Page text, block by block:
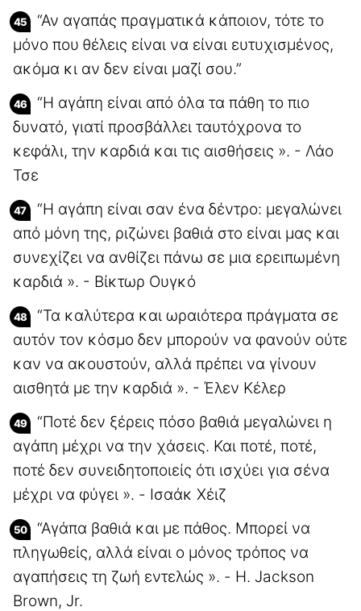
“Αν αγαπάς πραγματικά κάποιον, τότε το
μόνο που θέλεις είναι να είναι ευτυχισμένος,
ακόμα κι αν δεν είναι μαζί σου.”
“Η αγάπη είναι από όλα τα πάθη το πιο
δυνατό, γιατί προσβάλλει ταυτόχρονα το
κεφάλι, την καρδιά και τις αισθήσεις ». - Λάο
Τσε
“Η αγάπη είναι σαν ένα δέντρο: μεγαλώνει
από μόνη της, ριζώνει βαθιά στο είναι μας και
συνεχίζει να ανθίζει πάνω σε μια ερειπωμένη
καρδιά ». - Βίκτωρ Ουγκό
“Τα καλύτερα και ωραιότερα πράγματα σε
αυτόν τον κόσμο δεν μπορούν να φανούν ούτε
καν να ακουστούν, αλλά πρέπει να γίνουν
αισθητά με την καρδιά ». - Έλεν Κέλερ
“Ποτέ δεν ξέρεις πόσο βαθιά μεγαλώνει η
αγάπη μέχρι να την χάσεις. Και ποτέ, ποτέ,
ποτέ δεν συνειδητοποιείς ότι ισχύει για σένα
μέχρι να φύγει ». - Ισαάκ Χέιζ
“Αγάπα βαθιά και με πάθος. Μπορεί να
πληγωθείς, αλλά είναι ο μόνος τρόπος να
αγαπήσεις τη ζωή εντελώς ». - H. Jackson
Brown, Jr.